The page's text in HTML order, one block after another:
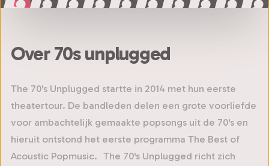
Over 70s unplugged
The 70's Unplugged startte in 2014 met hun eerste
theatertour. De bandleden delen een grote voorliefde
voor ambachtelijk gemaakte popsongs uit de 70's en
hieruit ontstond het eerste programma The Best of
Acoustic Popmusic. The 70's Unplugged richt zich